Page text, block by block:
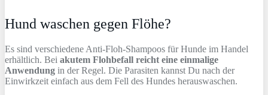
Hund waschen gegen Flöhe?
Es sind verschiedene Anti-Floh-Shampoos für Hunde im Handel
erhältlich. Bei akutem Flohbefall reicht eine einmalige
Anwendung in der Regel. Die Parasiten kannst Du nach der
Einwirkzeit einfach aus dem Fell des Hundes herauswaschen.